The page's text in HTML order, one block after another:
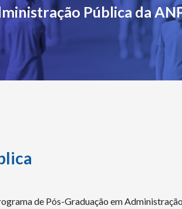
Pública da
de Pós-Graduação em